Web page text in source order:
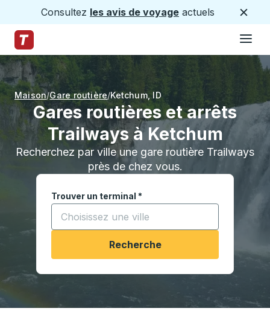
Consultez les avis de voyage actuels
Page d'accueil des sentiers
Maison Gare routière Ketchum,ID
Gares routières et arrêts
Trailways à Ketchum
Recherchez par ville une gare routière Trailways
près de chez vous.
Trouver un terminal *
Commencez à saisir une ville pour ouvrir les
Recherche